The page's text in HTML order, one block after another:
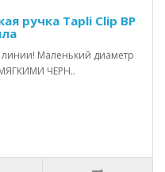
ручка Tapli Clip BP
линии! Маленький диаметр
ЧЕРН..